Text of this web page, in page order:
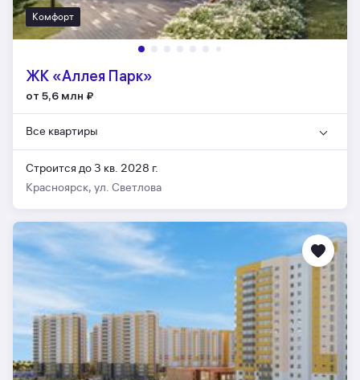
Комфорт
ЖК «Аллея Парк»
от 5,6 млн ₽
Все квартиры
Строится до 3 кв. 2028 г.
Красноярск, ул. Светлова